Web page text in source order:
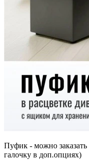
Пуфик - можно заказать
галочку в доп.опциях)